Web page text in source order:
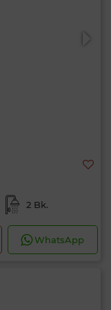
2 Bk.
WhatsApp